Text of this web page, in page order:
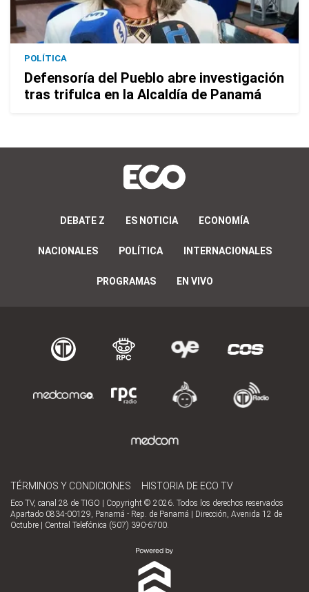
POLÍTICA
Defensoría del Pueblo abre investigación
tras trifulca en la Alcaldía de Panamá
DEBATE Z ES NOTICIA ECONOMÍA
NACIONALES POLÍTICA INTERNACIONALES
PROGRAMAS EN VIVO
TÉRMINOS Y CONDICIONES HISTORIA DE ECO TV
Eco TV, canal 28 de TIGO | Copyright © 2026. Todos los derechos reservados
Apartado 0834-00129, Panamá - Rep. de Panamá | Dirección, Avenida 12 de
Octubre | Central Telefónica (507) 390-6700.